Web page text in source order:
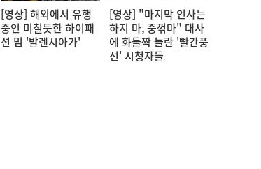
[영상] 해외에서 유행
중인 미칠듯한 하이패
션 밈 '발렌시아가'
[영상] "마지막 인사는
하지 마, 중꺾마" 대사
에 화들짝 놀란 '빨간풍
선' 시청자들